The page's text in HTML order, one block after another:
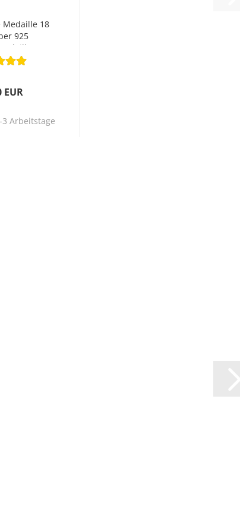
Medaille 18
925
EUR
3 Arbeitstage